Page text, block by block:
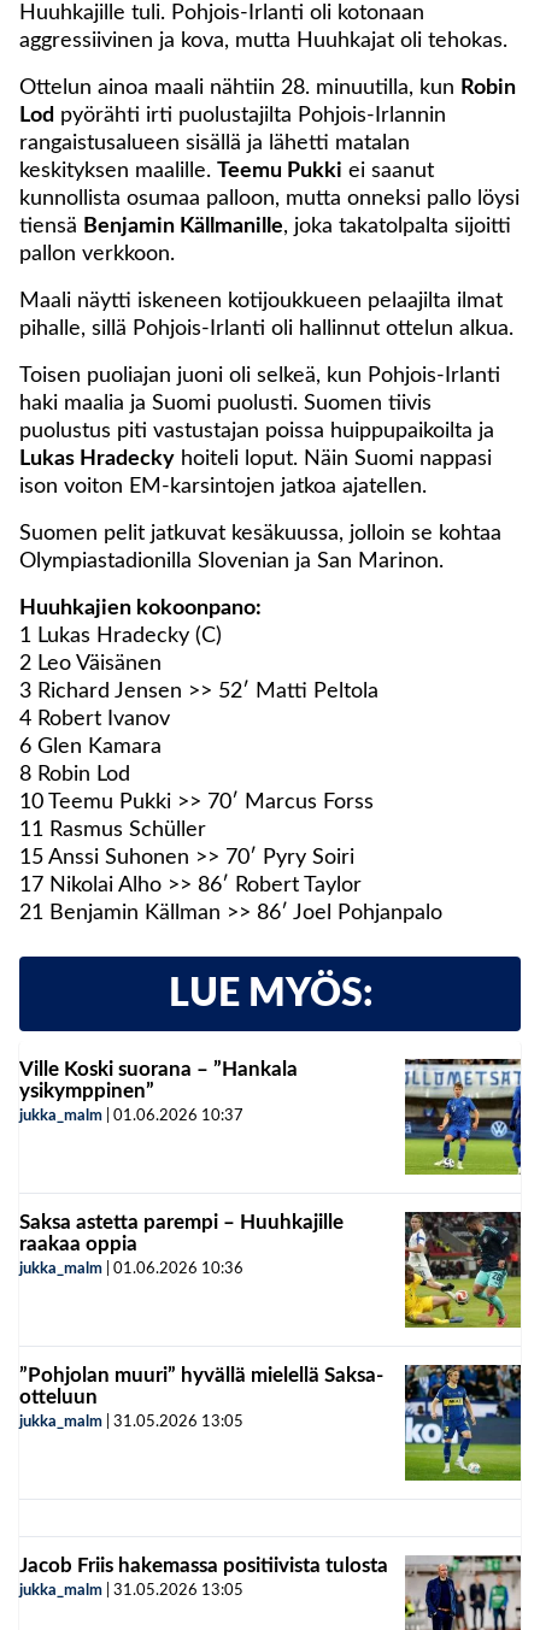
Huuhkajille tuli. Pohjois-Irlanti oli kotonaan
aggressiivinen ja kova, mutta Huuhkajat oli tehokas.
Ottelun ainoa maali nähtiin 28. minuutilla, kun Robin
Lod pyörähti irti puolustajilta Pohjois-Irlannin
rangaistusalueen sisällä ja lähetti matalan
keskityksen maalille. Teemu Pukki ei saanut
kunnollista osumaa palloon, mutta onneksi pallo löysi
tiensä Benjamin Källmanille, joka takatolpalta sijoitti
pallon verkkoon.
Maali näytti iskeneen kotijoukkueen pelaajilta ilmat
pihalle, sillä Pohjois-Irlanti oli hallinnut ottelun alkua.
Toisen puoliajan juoni oli selkeä, kun Pohjois-Irlanti
haki maalia ja Suomi puolusti. Suomen tiivis
puolustus piti vastustajan poissa huippupaikoilta ja
Lukas Hradecky hoiteli loput. Näin Suomi nappasi
ison voiton EM-karsintojen jatkoa ajatellen.
Suomen pelit jatkuvat kesäkuussa, jolloin se kohtaa
Olympiastadionilla Slovenian ja San Marinon.
Huuhkajien kokoonpano:
1 Lukas Hradecky (C)
2 Leo Väisänen
3 Richard Jensen >> 52′ Matti Peltola
4 Robert Ivanov
6 Glen Kamara
8 Robin Lod
10 Teemu Pukki >> 70′ Marcus Forss
11 Rasmus Schüller
15 Anssi Suhonen >> 70′ Pyry Soiri
17 Nikolai Alho >> 86′ Robert Taylor
21 Benjamin Källman >> 86′ Joel Pohjanpalo
LUE MYÖS:
Ville Koski suorana – ”Hankala
ysikymppinen”
jukka_malm 01.06.2026 10:37
Saksa astetta parempi – Huuhkajille
raakaa oppia
jukka_malm 01.06.2026 10:36
”Pohjolan muuri” hyvällä mielellä Saksa-
otteluun
jukka_malm 31.05.2026 13:05
Jacob Friis hakemassa positiivista tulosta
jukka_malm 31.05.2026 13:05